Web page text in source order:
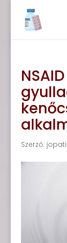
NSAID
Szerző: